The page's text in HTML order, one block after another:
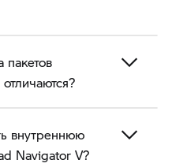
пакетов
внутреннюю
Navigator V?